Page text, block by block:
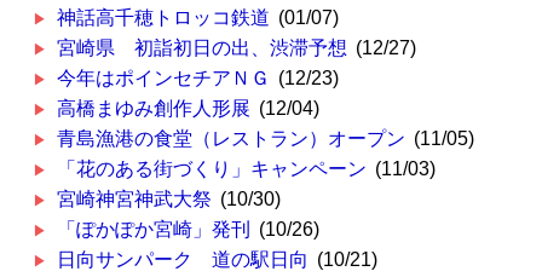
神話高千穂トロッコ鉄道 (01/07)
宮崎県 初詣初日の出、渋滞予想 (12/27)
今年はポインセチアＮＧ
(12/23)
高橋まゆみ創作人形展 (12/04)
青島漁港の食堂（レストラン）オープン (11/05)
「花のある街づくり」キャンペーン (11/03)
宮崎神宮神武大祭 (10/30)
「ぽかぽか宮崎」発刊
(10/26)
日向サンパーク 道の駅日向 (10/21)